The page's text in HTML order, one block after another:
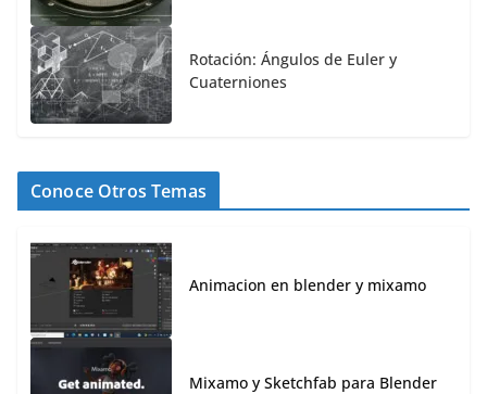
Rotación: Ángulos de Euler y
Cuaterniones
Conoce Otros Temas
Animacion en blender y mixamo
Mixamo y Sketchfab para Blender